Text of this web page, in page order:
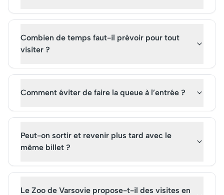
Combien de temps faut-il prévoir pour tout
visiter ?
Comment éviter de faire la queue à l’entrée ?
Peut-on sortir et revenir plus tard avec le
même billet ?
Le Zoo de Varsovie propose-t-il des visites en